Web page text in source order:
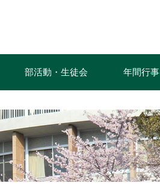
部活動・生徒会 年間行事